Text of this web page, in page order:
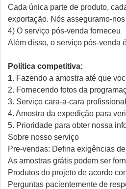
Cada única parte de produto,
exportação. Nós asseguramo-
4) O serviço pós-venda forneceu
Além disso, o serviço pós-venda
Política competitiva:
1. Fazendo a amostra até que
2. Fornecendo fotos da
3. Serviço cara-a-cara
4. Amostra da expedição para
5. Prioridade para obter nossa
Sobre nosso serviço
Pre-vendas: Defina exigências
As amostras grátis podem ser
Produtos do projeto de acordo
Perguntas pacientemente de